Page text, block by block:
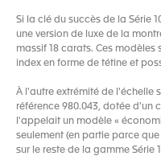
Si la clé du succès de la Série
une version de luxe de la
massif 18 carats. Ces
index en forme de tétine et
À l'autre extrémité de l'échelle
référence 980.043, dotée d'un
l'appelait un modèle «
seulement (en partie parce
sur le reste de la gamme Série